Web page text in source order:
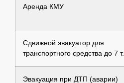
Аренда КМУ
Сдвижной эвакуатор для
транспортного средства до 7 т.
Эвакуация при ДТП (аварии)